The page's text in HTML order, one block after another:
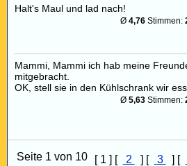
Halt's Maul und lad nach!
Ø 4,76 Stimmen:
Mammi, Mammi ich hab meine
mitgebracht.
OK, stell sie in den Kühlschrank wir
Ø 5,63 Stimmen:
Seite 1 von 10 [ 1 ] [ 2 ] [ 3 ] [